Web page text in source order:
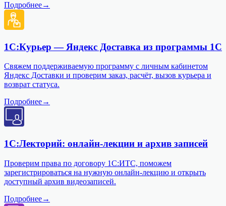
Подробнее→
1С:Курьер — Яндекс Доставка из программы 1С
Свяжем поддерживаемую программу с личным кабинетом
Яндекс Доставки и проверим заказ, расчёт, вызов курьера и
возврат статуса.
Подробнее→
1С:Лекторий: онлайн-лекции и архив записей
Проверим права по договору 1С:ИТС, поможем
зарегистрироваться на нужную онлайн-лекцию и открыть
доступный архив видеозаписей.
Подробнее→